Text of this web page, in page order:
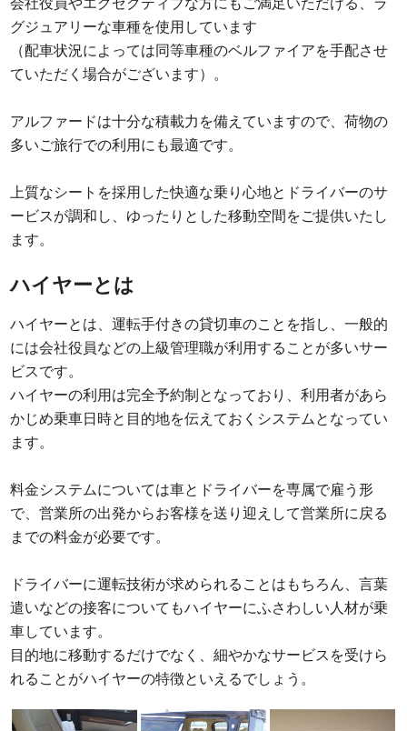
グジュアリーな車種を使用しています
（配車状況によっては同等車種のベルファイアを手配させ
ていただく場合がございます）。
アルファードは十分な積載力を備えていますので、荷物の
多いご旅行での利用にも最適です。
上質なシートを採用した快適な乗り心地とドライバーのサ
ービスが調和し、ゆったりとした移動空間をご提供いたし
ます。
ハイヤーとは
ハイヤーとは、運転手付きの貸切車のことを指し、一般的
には会社役員などの上級管理職が利用することが多いサー
ビスです。
ハイヤーの利用は完全予約制となっており、利用者があら
かじめ乗車日時と目的地を伝えておくシステムとなってい
ます。
料金システムについては車とドライバーを専属で雇う形
で、営業所の出発からお客様を送り迎えして営業所に戻る
までの料金が必要です。
ドライバーに運転技術が求められることはもちろん、言葉
遣いなどの接客についてもハイヤーにふさわしい人材が乗
車しています。
目的地に移動するだけでなく、細やかなサービスを受けら
れることがハイヤーの特徴といえるでしょう。